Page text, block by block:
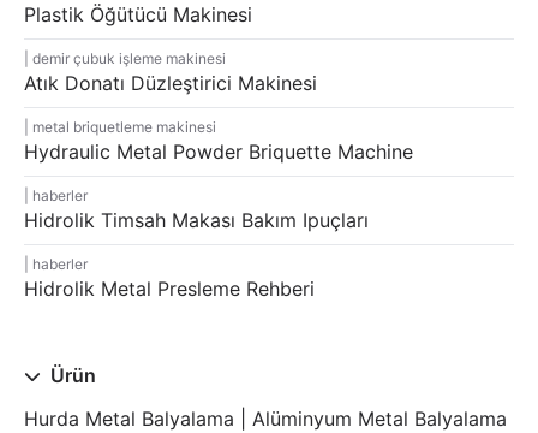
Plastik Öğütücü Makinesi
demir çubuk işleme makinesi
Atık Donatı Düzleştirici Makinesi
metal briquetleme makinesi
Hydraulic Metal Powder Briquette Machine
haberler
Hidrolik Timsah Makası Bakım Ipuçları
haberler
Hidrolik Metal Presleme Rehberi
Ürün
Hurda Metal Balyalama | Alüminyum Metal Balyalama